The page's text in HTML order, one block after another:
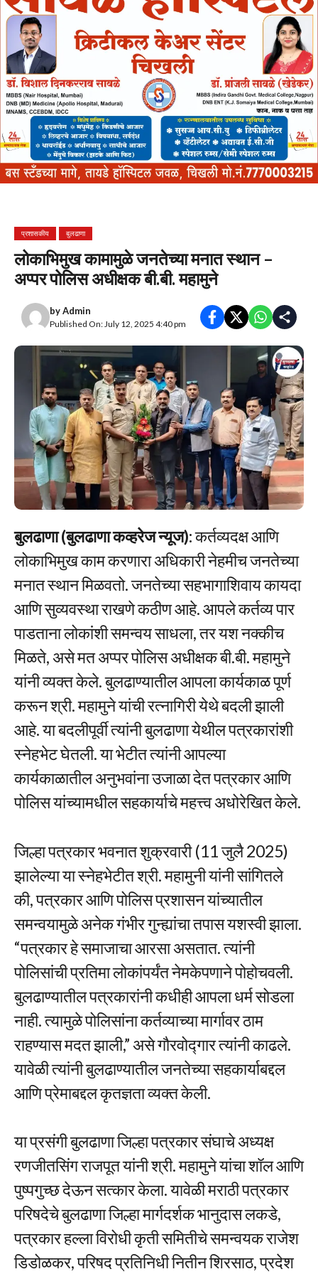
प्रशासकीय बुलढाणा
लोकाभिमुख कामामुळे जनतेच्या मनात स्थान –
अप्पर पोलिस अधीक्षक बी.बी. महामुने
byAdmin
Published On: July 12, 2025 4:40 pm
बुलढाणा (बुलढाणा कव्हरेज न्यूज):कर्तव्यदक्ष आणि
लोकाभिमुख काम करणारा अधिकारी नेहमीच जनतेच्या
मनात स्थान मिळवतो. जनतेच्या सहभागाशिवाय कायदा
आणि सुव्यवस्था राखणे कठीण आहे. आपले कर्तव्य पार
पाडताना लोकांशी समन्वय साधला, तर यश नक्कीच
मिळते, असे मत अप्पर पोलिस अधीक्षक बी.बी. महामुने
यांनी व्यक्त केले. बुलढाण्यातील आपला कार्यकाळ पूर्ण
करून श्री. महामुने यांची रत्नागिरी येथे बदली झाली
आहे. या बदलीपूर्वी त्यांनी बुलढाणा येथील पत्रकारांशी
स्नेहभेट घेतली. या भेटीत त्यांनी आपल्या
कार्यकाळातील अनुभवांना उजाळा देत पत्रकार आणि
पोलिस यांच्यामधील सहकार्याचे महत्त्व अधोरेखित केले.
जिल्हा पत्रकार भवनात शुक्रवारी (11 जुलै 2025)
झालेल्या या स्नेहभेटीत श्री. महामुनी यांनी सांगितले
की, पत्रकार आणि पोलिस प्रशासन यांच्यातील
समन्वयामुळे अनेक गंभीर गुन्ह्यांचा तपास यशस्वी झाला.
“पत्रकार हे समाजाचा आरसा असतात. त्यांनी
पोलिसांची प्रतिमा लोकांपर्यंत नेमकेपणाने पोहोचवली.
बुलढाण्यातील पत्रकारांनी कधीही आपला धर्म सोडला
नाही. त्यामुळे पोलिसांना कर्तव्याच्या मार्गावर ठाम
राहण्यास मदत झाली,” असे गौरवोद्गार त्यांनी काढले.
यावेळी त्यांनी बुलढाण्यातील जनतेच्या सहकार्याबद्दल
आणि प्रेमाबद्दल कृतज्ञता व्यक्त केली.
या प्रसंगी बुलढाणा जिल्हा पत्रकार संघाचे अध्यक्ष
रणजीतसिंग राजपूत यांनी श्री. महामुने यांचा शॉल आणि
पुष्पगुच्छ देऊन सत्कार केला. यावेळी मराठी पत्रकार
परिषदेचे बुलढाणा जिल्हा मार्गदर्शक भानुदास लकडे,
पत्रकार हल्ला विरोधी कृती समितीचे समन्वयक राजेश
डिडोळकर, परिषद प्रतिनिधी नितीन शिरसाठ, प्रदेश